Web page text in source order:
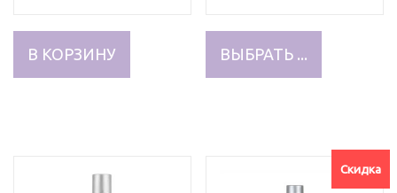
В КОРЗИНУ ВЫБРАТЬ ...
можно
выбрать
Скидка